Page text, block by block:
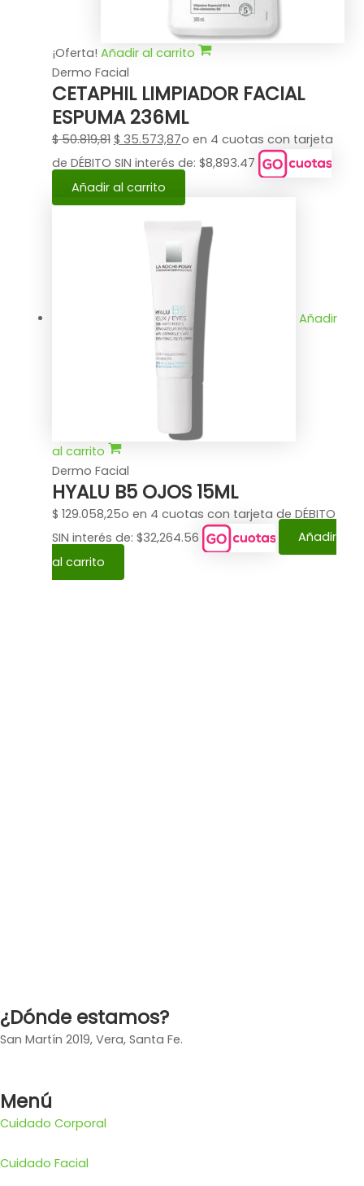
¡Oferta! Añadir al carrito
Dermo Facial
CETAPHIL LIMPIADOR FACIAL
ESPUMA 236ML
$50.819,81 $ 35.573,87o en 4 cuotas con tarjeta
de DÉBITO SIN interés de: $8,893.47
Añadir al carrito
Añadir
al carrito
Dermo Facial
HYALU B5 OJOS 15ML
$ 129.058,25o en 4 cuotas con tarjeta de DÉBITO
SIN interés de: $32,264.56
Añadir
al carrito
¿Dónde estamos?
San Martín 2019, Vera, Santa Fe.
Menú
Cuidado Corporal
Cuidado Facial